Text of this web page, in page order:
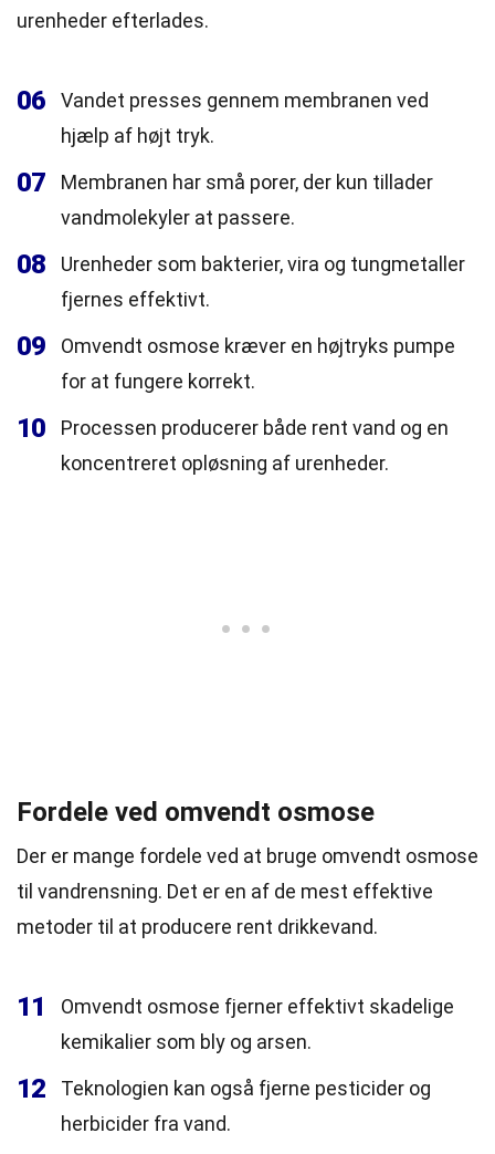
urenheder efterlades.
06
Vandet presses gennem membranen ved
hjælp af højt tryk.
07
Membranen har små porer, der kun tillader
vandmolekyler at passere.
08
Urenheder som bakterier, vira og tungmetaller
fjernes effektivt.
09
Omvendt osmose kræver en højtryks pumpe
for at fungere korrekt.
10
Processen producerer både rent vand og en
koncentreret opløsning af urenheder.
Fordele ved omvendt osmose
Der er mange fordele ved at bruge omvendt osmose
til vandrensning. Det er en af de mest effektive
metoder til at producere rent drikkevand.
11
Omvendt osmose fjerner effektivt skadelige
kemikalier som bly og arsen.
12
Teknologien kan også fjerne pesticider og
herbicider fra vand.